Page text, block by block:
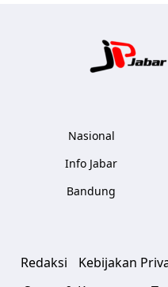
Nasional
Info Jabar
Bandung
Redaksi Kebijakan